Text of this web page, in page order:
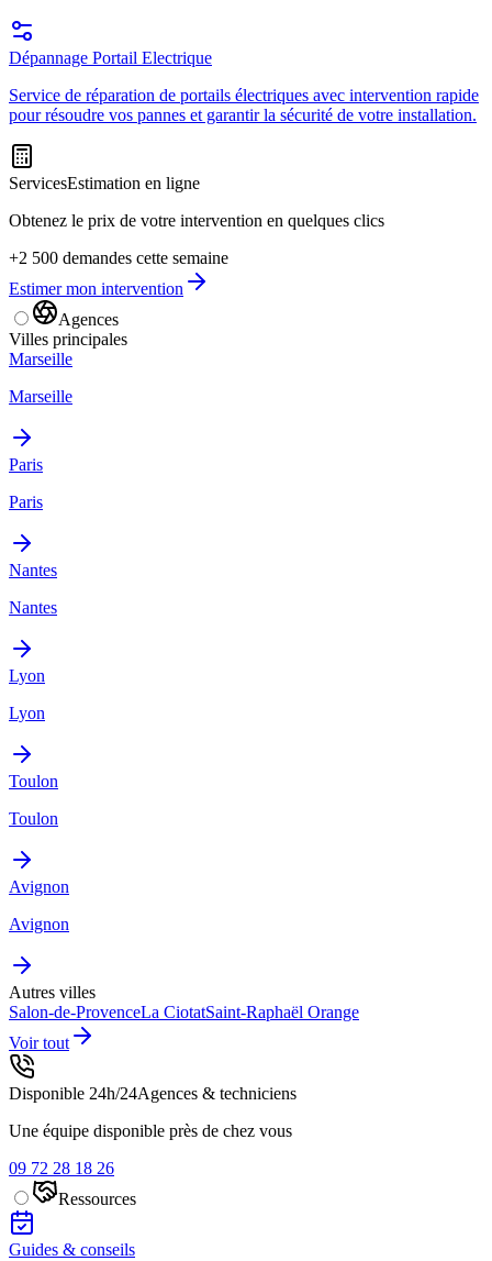
Dépannage Portail Electrique
Service de réparation de portails électriques avec intervention rapide
pour résoudre vos pannes et garantir la sécurité de votre installation.
ServicesEstimation en ligne
Obtenez le prix de votre intervention en quelques clics
+2 500 demandes cette semaine
Estimer mon intervention
Agences
Villes principales
Marseille
Marseille
Paris
Paris
Nantes
Nantes
Lyon
Lyon
Toulon
Toulon
Avignon
Avignon
Autres villes
Salon-de-ProvenceLa CiotatSaint-Raphaël Orange
Voir tout
Disponible 24h/24Agences & techniciens
Une équipe disponible près de chez vous
09 72 28 18 26
Ressources
Guides & conseils